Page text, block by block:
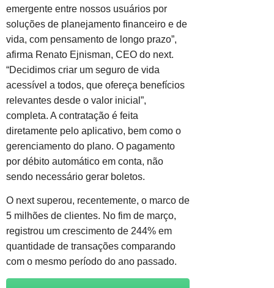
emergente entre nossos usuários por
soluções de planejamento financeiro e de
vida, com pensamento de longo prazo”,
afirma Renato Ejnisman, CEO do next.
“Decidimos criar um seguro de vida
acessível a todos, que ofereça benefícios
relevantes desde o valor inicial”,
completa. A contratação é feita
diretamente pelo aplicativo, bem como o
gerenciamento do plano. O pagamento
por débito automático em conta, não
sendo necessário gerar boletos.
O next superou, recentemente, o marco de
5 milhões de clientes. No fim de março,
registrou um crescimento de 244% em
quantidade de transações comparando
com o mesmo período do ano passado.